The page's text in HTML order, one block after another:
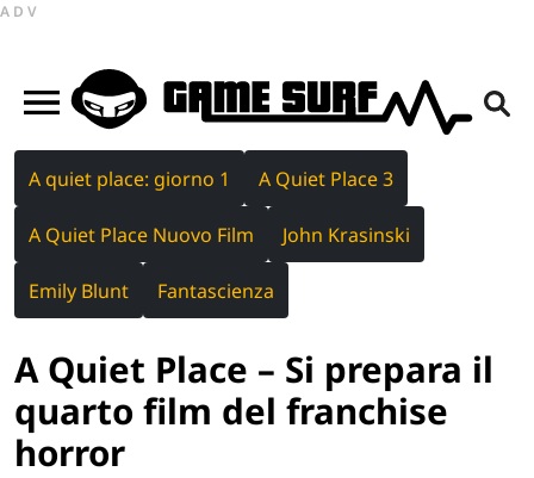
ADV
A quiet place: giorno 1 A Quiet Place 3
A Quiet Place Nuovo Film John Krasinski
Emily Blunt Fantascienza
A Quiet Place – Si prepara il
quarto film del franchise
horror